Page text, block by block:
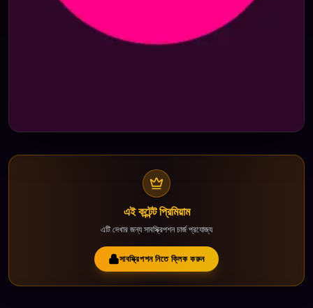
এই কন্টেন্ট প্রিমিয়াম
এটি দেখার জন্য সাবস্ক্রিপশন চার্জ প্রযোজ্য
সাবস্ক্রিপশন নিতে ক্লিক করুন